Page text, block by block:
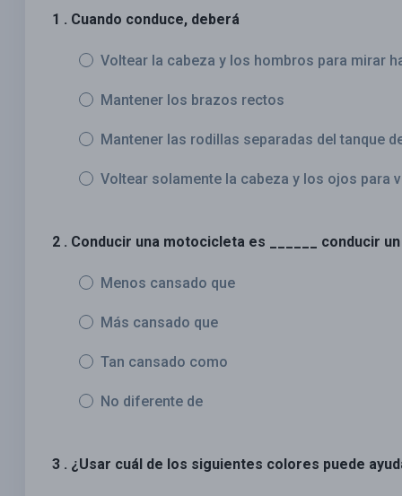
1 . Cuando conduce, deberá
Voltear la cabeza y los hombros para mirar
Mantener los brazos rectos
Mantener las rodillas separadas del tanque
Voltear solamente la cabeza y los ojos para
2 . Conducir una motocicleta es ______ conducir
Menos cansado que
Más cansado que
Tan cansado como
No diferente de
3 . ¿Usar cuál de los siguientes colores puede